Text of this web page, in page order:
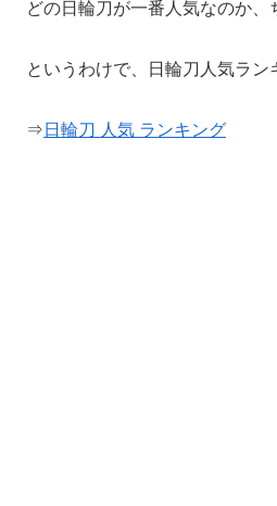
どの日輪刀が一番人気なのか
というわけで、日輪刀人気ラン
⇒ 日輪刀 人気 ランキング